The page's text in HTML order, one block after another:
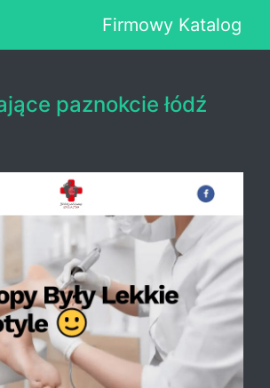
Firmowy Katalog
paznokcie łódź